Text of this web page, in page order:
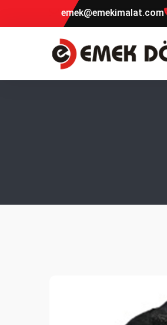
emek@emekimalat.com